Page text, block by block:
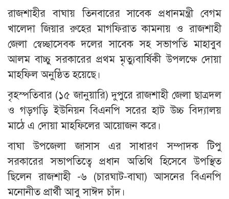
রাজশাহীর বাঘায় তিনবারের সাবেক প্রধানমন্ত্রী বেগম
খালেদা জিয়ার রুহের মাগফিরাত কামনায় ও রাজশাহী
জেলা স্বেচ্ছাসেবক দলের সাবেক সহ সভাপতি মাহাবুব
আলম বাচ্চু সরকারের প্রথম মৃত্যুবার্ষিকী উপলক্ষে দোয়া
মাহফিল অনুষ্ঠিত হয়েছে।
বৃহস্পতিবার (১৫ জানুয়ারি) দুপুরে রাজশাহী জেলা ছাত্রদল
ও গড়গড়ি ইউনিয়ন বিএনপি সরের হাট উচ্চ বিদ্যালয়
মাঠে এ দোয়া মাহফিলের আয়োজন করে।
বাঘা উপজেলা জাসাস এর সাধারণ সম্পাদক টিপু
সরকারের সভাপতিত্বে প্রধান অতিথি হিসেবে উপস্থিত
ছিলেন রাজশাহী -৬ (চারঘাট-বাঘা) আসনের বিএনপি
মনোনীত প্রার্থী আবু সাঈদ চাঁদ।